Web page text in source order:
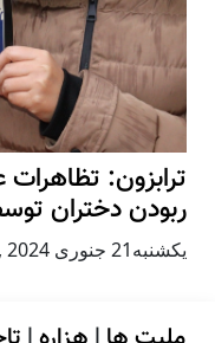
ترابزون:
ربودن دختران
يكشنبه21 جنوری 2024 ,